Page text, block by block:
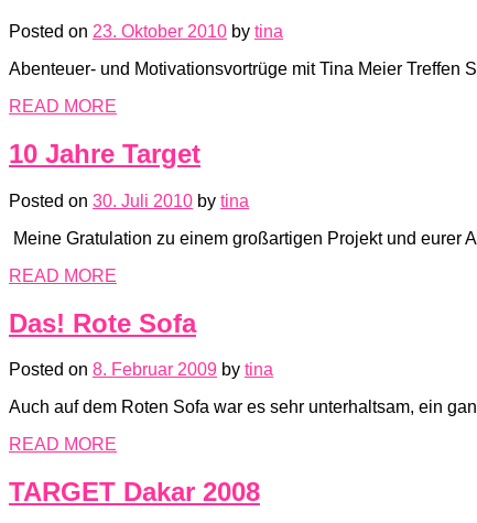
Posted on 23. Oktober 2010 by tina
Abenteuer- und Motivationsvortrüge mit Tina Meier
READ MORE
10 Jahre Target
Posted on 30. Juli 2010 by tina
Meine Gratulation zu einem großartigen Projekt und eurer
READ MORE
Das! Rote Sofa
Posted on 8. Februar 2009 by tina
Auch auf dem Roten Sofa war es sehr unterhaltsam, ein
READ MORE
TARGET Dakar 2008